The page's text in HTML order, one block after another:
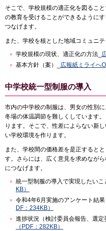
そこで、学校規模の適正化を図るこ
の教育を受けることができるように
つなげます。
また、学校を核とした地域コミュニ
学校規模の現状、適正化の方法_
基本方針（案）_ 広報紙ミライへ
中学校統一型制服の導入
市内の中学校の制服は、男女の性別
冬場の体温調節を難しくしています
ります。そこで、性差によらない新
い学校環境を作ります。
また、学校間の価格差を是正すると
す。さらには、広く意見を求めなが
につなげます。
統一型制服の導入で実現したいこ
KB）
令和4年6月実施のアンケート結果
DF：234KB）
進捗状況（検討委員会報告、選定
（PDF：282KB）